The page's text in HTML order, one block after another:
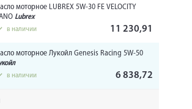
моторное LUBREX 5W-30 FE VELOCITY
Lubrex
в наличии
11 230,91
моторное Лукойл Genesis Racing 5W-50
в наличии
6 838,72